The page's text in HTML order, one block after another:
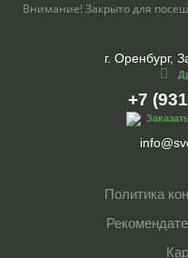
Внимание! Закрыто для
г. Оренбург,
+7
Политика